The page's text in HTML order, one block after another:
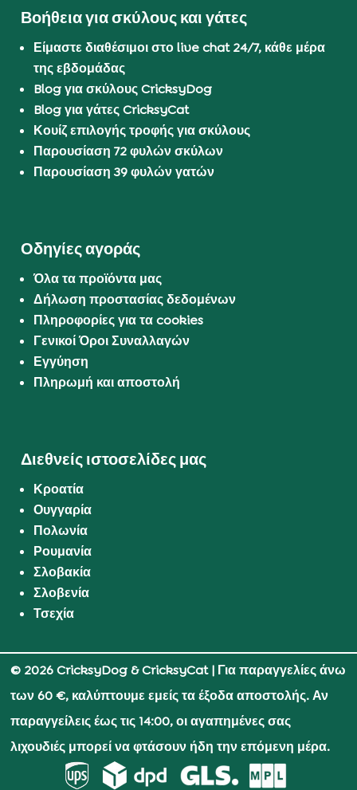
Βοήθεια για σκύλους και γάτες
Είμαστε διαθέσιμοι στο live chat 24/7, κάθε μέρα
της εβδομάδας
Blog για σκύλους CricksyDog
Blog για γάτες CricksyCat
Κουίζ επιλογής τροφής για σκύλους
Παρουσίαση 72 φυλών σκύλων
Παρουσίαση 39 φυλών γατών
Οδηγίες αγοράς
Όλα τα προϊόντα μας
Δήλωση προστασίας δεδομένων
Πληροφορίες για τα cookies
Γενικοί Όροι Συναλλαγών
Εγγύηση
Πληρωμή και αποστολή
Διεθνείς ιστοσελίδες μας
Κροατία
Ουγγαρία
Πολωνία
Ρουμανία
Σλοβακία
Σλοβενία
Τσεχία
© 2026 CricksyDog & CricksyCat| Για παραγγελίες άνω
των 60 €, καλύπτουμε εμείς τα έξοδα αποστολής. Αν
παραγγείλεις έως τις 14:00, οι αγαπημένες σας
λιχουδιές μπορεί να φτάσουν ήδη την επόμενη μέρα.